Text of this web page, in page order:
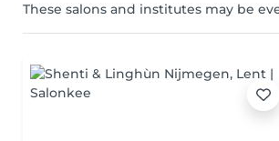
These salons and institutes may be